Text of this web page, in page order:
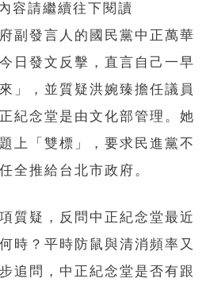
容請繼續往下閱讀
副發言人的國民黨中正萬華
日發文反擊，直言自己一早
」，並質疑洪婉臻擔任議員
紀念堂是由文化部管理。她
上「雙標」，要求民進黨不
全推給台北市政府。
質疑，反問中正紀念堂最近
時？平時防鼠與清消頻率又
追問，中正紀念堂是否有跟